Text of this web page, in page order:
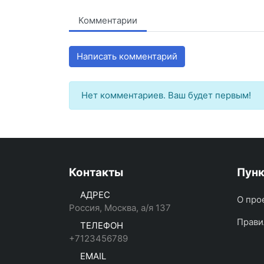
Комментарии
Написать комментарий
Нет комментариев. Ваш будет первым!
Контакты
АДРЕС
Россия, Москва, а/я 137
ТЕЛЕФОН
+7123456789
EMAIL
О